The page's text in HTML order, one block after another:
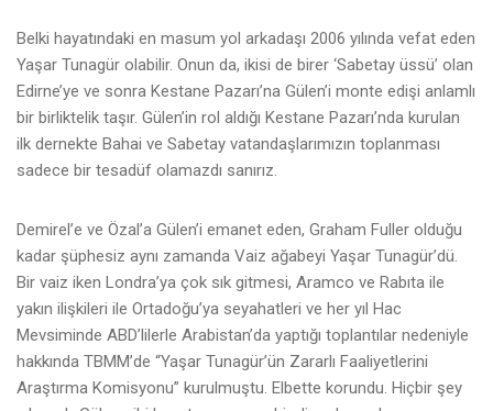
Belki hayatındaki en masum yol arkadaşı 2006 yılında vefat eden
Yaşar Tunagür olabilir. Onun da, ikisi de birer ‘Sabetay üssü’ olan
Edirne’ye ve sonra Kestane Pazarı’na Gülen’i monte edişi anlamlı
bir birliktelik taşır. Gülen’in rol aldığı Kestane Pazarı’nda kurulan
ilk dernekte Bahai ve Sabetay vatandaşlarımızın toplanması
sadece bir tesadüf olamazdı sanırız.
Demirel’e ve Özal’a Gülen’i emanet eden, Graham Fuller olduğu
kadar şüphesiz aynı zamanda Vaiz ağabeyi Yaşar Tunagür’dü.
Bir vaiz iken Londra’ya çok sık gitmesi, Aramco ve Rabıta ile
yakın ilişkileri ile Ortadoğu’ya seyahatleri ve her yıl Hac
Mevsiminde ABD’lilerle Arabistan’da yaptığı toplantılar nedeniyle
hakkında TBMM’de “Yaşar Tunagür’ün Zararlı Faaliyetlerini
Araştırma Komisyonu” kurulmuştu. Elbette korundu. Hiçbir şey